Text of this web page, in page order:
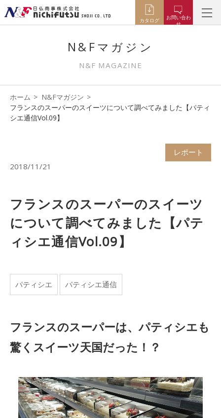
カタログ
お問い合わ
せ
N&Fマガジン
N&F MAGAZINE
ホーム
N&Fマガジン
フランスのスーパーのスイーツについて調べてみました【パティ
シエ通信Vol.09】
レポート
2018/11/21
フランスのスーパーのスイーツ
について調べてみました【パテ
ィシエ通信Vol.09】
パティシエ パティシエ通信
フランスのスーパーは、パティシエも
驚くスイーツ天国だった！？